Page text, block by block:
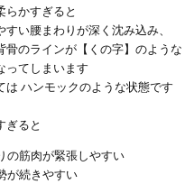
らかすぎると
すい腰まわりが深く沈み込み、
骨のラインが【くの字】のような
ってしまいます
は ハンモックのような状態です
ぎると
の筋肉が緊張しやすい
が続きやすい